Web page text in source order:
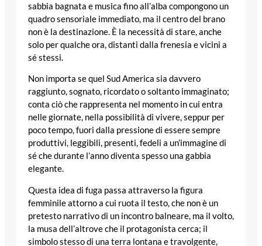
sabbia bagnata e musica fino all’alba compongono un
quadro sensoriale immediato, ma il centro del brano
non è la destinazione. È la necessità di stare, anche
solo per qualche ora, distanti dalla frenesia e vicini a
sé stessi.
Non importa se quel Sud America sia davvero
raggiunto, sognato, ricordato o soltanto immaginato;
conta ciò che rappresenta nel momento in cui entra
nelle giornate, nella possibilità di vivere, seppur per
poco tempo, fuori dalla pressione di essere sempre
produttivi, leggibili, presenti, fedeli a un’immagine di
sé che durante l’anno diventa spesso una gabbia
elegante.
Questa idea di fuga passa attraverso la figura
femminile attorno a cui ruota il testo, che non è un
pretesto narrativo di un incontro balneare, ma il volto,
la musa dell’altrove che il protagonista cerca; il
simbolo stesso di una terra lontana e travolgente,